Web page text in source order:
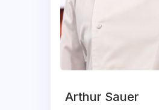
Arthur Sauer